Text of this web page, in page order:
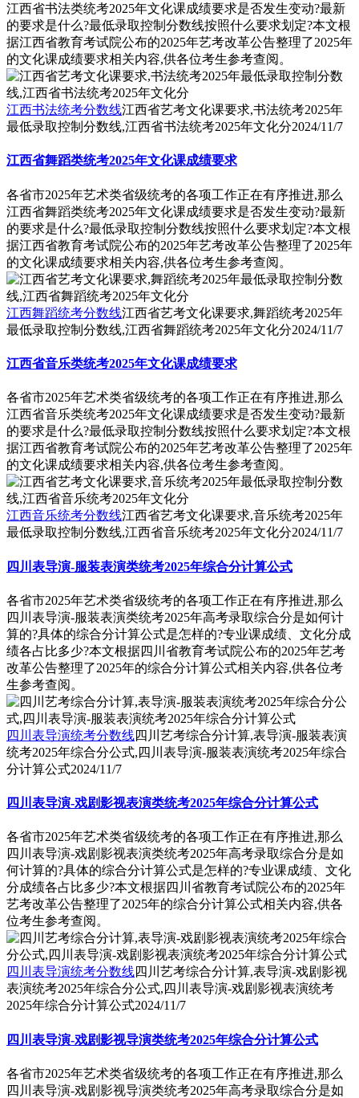
江西省书法类统考2025年文化课成绩要求是否发生变动?最新
的要求是什么?最低录取控制分数线按照什么要求划定?本文根
据江西省教育考试院公布的2025年艺考改革公告整理了2025年
的文化课成绩要求相关内容,供各位考生参考查阅。
江西书法统考分数线江西省艺考文化课要求,书法统考2025年
最低录取控制分数线,江西省书法统考2025年文化分2024/11/7
江西省舞蹈类统考2025年文化课成绩要求
各省市2025年艺术类省级统考的各项工作正在有序推进,那么
江西省舞蹈类统考2025年文化课成绩要求是否发生变动?最新
的要求是什么?最低录取控制分数线按照什么要求划定?本文根
据江西省教育考试院公布的2025年艺考改革公告整理了2025年
的文化课成绩要求相关内容,供各位考生参考查阅。
江西舞蹈统考分数线江西省艺考文化课要求,舞蹈统考2025年
最低录取控制分数线,江西省舞蹈统考2025年文化分2024/11/7
江西省音乐类统考2025年文化课成绩要求
各省市2025年艺术类省级统考的各项工作正在有序推进,那么
江西省音乐类统考2025年文化课成绩要求是否发生变动?最新
的要求是什么?最低录取控制分数线按照什么要求划定?本文根
据江西省教育考试院公布的2025年艺考改革公告整理了2025年
的文化课成绩要求相关内容,供各位考生参考查阅。
江西音乐统考分数线江西省艺考文化课要求,音乐统考2025年
最低录取控制分数线,江西省音乐统考2025年文化分2024/11/7
四川表导演-服装表演类统考2025年综合分计算公式
各省市2025年艺术类省级统考的各项工作正在有序推进,那么
四川表导演-服装表演类统考2025年高考录取综合分是如何计
算的?具体的综合分计算公式是怎样的?专业课成绩、文化分成
绩各占比多少?本文根据四川省教育考试院公布的2025年艺考
改革公告整理了2025年的综合分计算公式相关内容,供各位考
生参考查阅。
四川表导演统考分数线四川艺考综合分计算,表导演-服装表演
统考2025年综合分公式,四川表导演-服装表演统考2025年综合
分计算公式2024/11/7
四川表导演-戏剧影视表演类统考2025年综合分计算公式
各省市2025年艺术类省级统考的各项工作正在有序推进,那么
四川表导演-戏剧影视表演类统考2025年高考录取综合分是如
何计算的?具体的综合分计算公式是怎样的?专业课成绩、文化
分成绩各占比多少?本文根据四川省教育考试院公布的2025年
艺考改革公告整理了2025年的综合分计算公式相关内容,供各
位考生参考查阅。
四川表导演统考分数线四川艺考综合分计算,表导演-戏剧影视
表演统考2025年综合分公式,四川表导演-戏剧影视表演统考
2025年综合分计算公式2024/11/7
四川表导演-戏剧影视导演类统考2025年综合分计算公式
各省市2025年艺术类省级统考的各项工作正在有序推进,那么
四川表导演-戏剧影视导演类统考2025年高考录取综合分是如